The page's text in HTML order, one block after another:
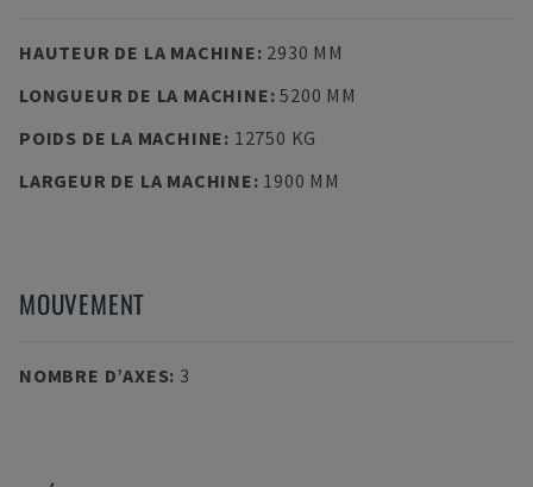
HAUTEUR DE LA MACHINE: 2930 MM
LONGUEUR DE LA MACHINE:5200 MM
POIDS DE LA MACHINE: 12750 KG
LARGEUR DE LA MACHINE: 1900 MM
MOUVEMENT
NOMBRE D’AXES: 3